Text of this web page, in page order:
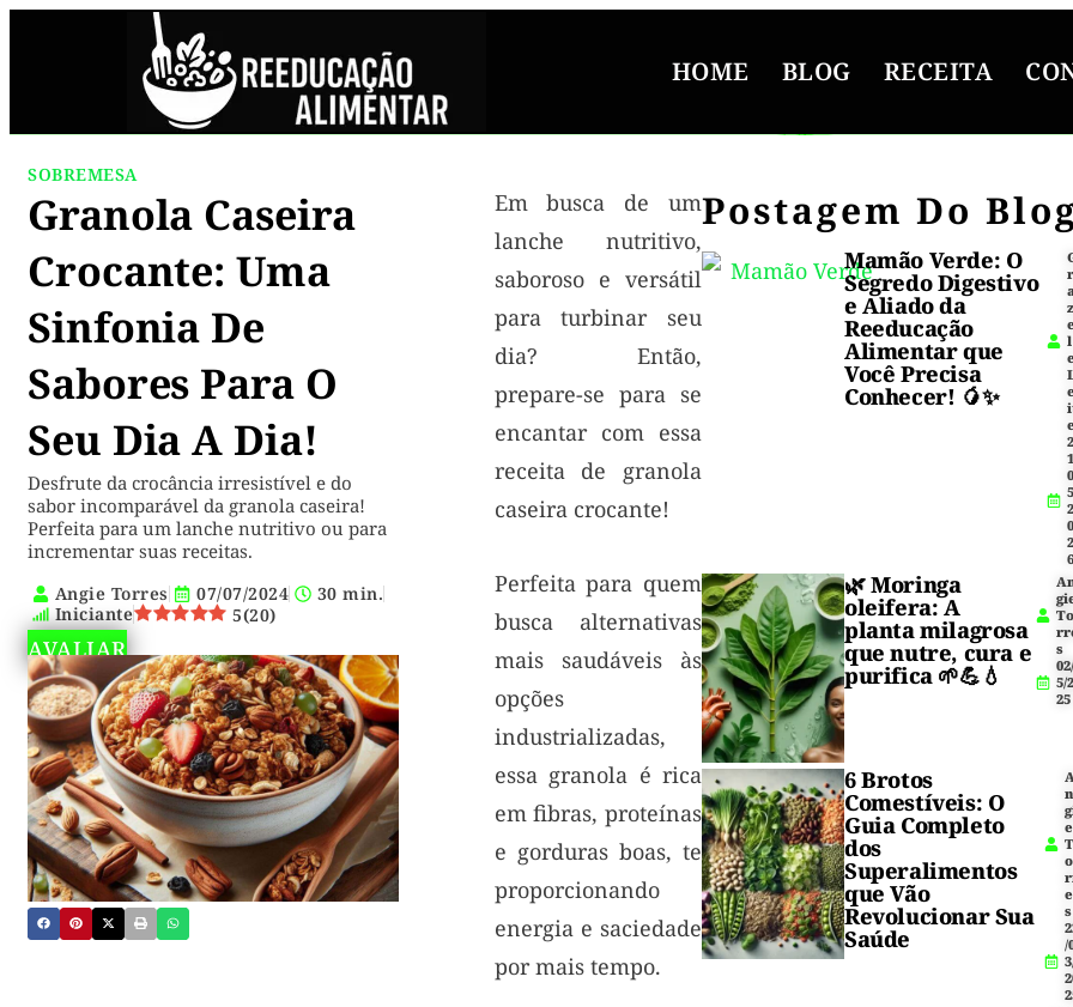
HOME BLOG RECEITA
SOBREMESA
Granola Caseira
Crocante: Uma
Sinfonia De
Sabores Para O
Seu Dia A Dia!
Desfrute da crocância irresistível e do
sabor incomparável da granola caseira!
Perfeita para um lanche nutritivo ou para
incrementar suas receitas.
Angie Torres 07/07/2024
30 min.
Iniciante
5(20)
AVALIAR
Em busca de um
lanche nutritivo,
saboroso e versátil
para turbinar seu
dia? Então,
prepare-se para se
encantar com essa
receita de granola
caseira crocante!
Perfeita para quem
busca alternativas
mais saudáveis às
opções
industrializadas,
essa granola é rica
em fibras, proteínas
e gorduras boas, te
proporcionando
energia e saciedade
por mais tempo.
Postagem Do
Mamão Verde: O
Segredo Digestivo
e Aliado da
Reeducação
Alimentar que
Você Precisa
Conhecer! 🥭✨
r
l
2
0
2
0
2
6
🌿Moringa
oleifera: A
planta milagrosa
que nutre, cura e
purifica 🌱💪💧
To
s
5/
25
6 Brotos
Comestíveis: O
Guia Completo
dos
Superalimentos
que Vão
Revolucionar Sua
Saúde
n
e
T
o
e
s
/